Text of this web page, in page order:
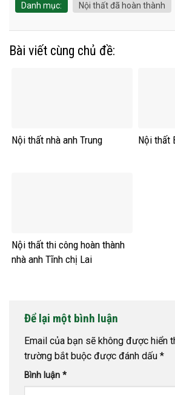
Danh mục: Nội thất đã hoàn thành
Bài viết cùng chủ đề:
Nội thất nhà anh Trung Nội thất
Nội thất thi công hoàn thành
nhà anh Tĩnh chị Lai
Để lại một bình luận
Email của bạn sẽ không được hiển
trường bắt buộc được đánh dấu *
Bình luận *